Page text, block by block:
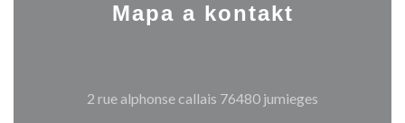
Mapa a kontakt
2 rue alphonse callais 76480 jumieges